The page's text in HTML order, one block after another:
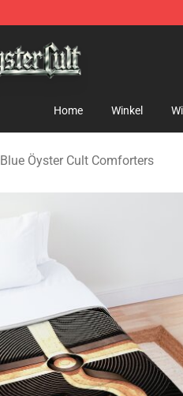
Home Winkel
Blue Öyster Cult Comforters